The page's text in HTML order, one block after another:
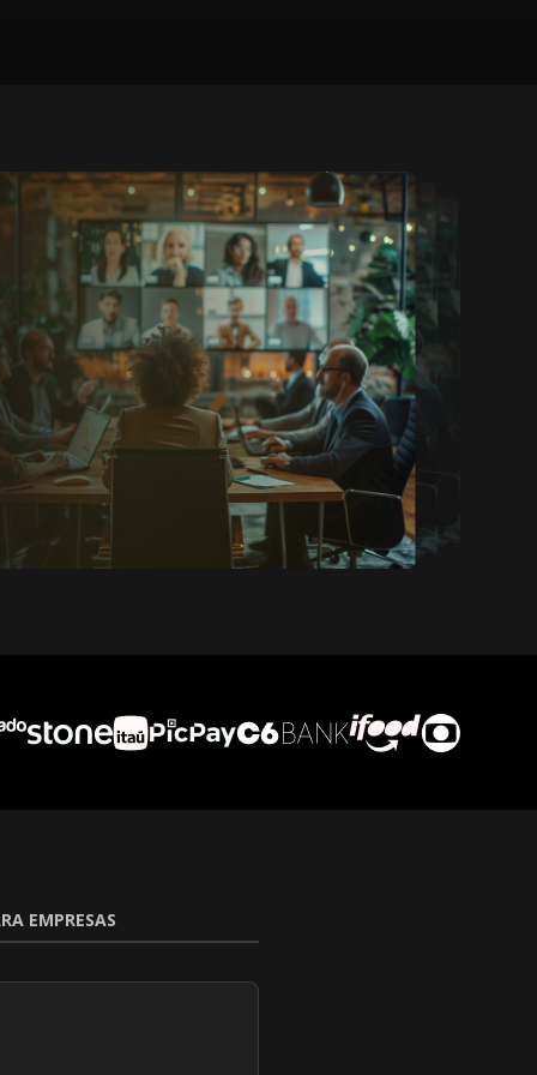
EMPRESAS